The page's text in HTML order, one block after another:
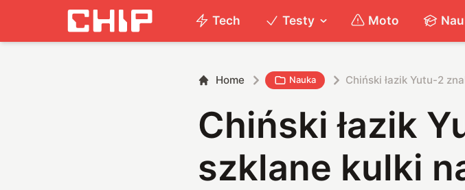
Tech Testy Moto
Home Nauka Chiński łazik Yutu-2
Chiński łazik
szklane kulki